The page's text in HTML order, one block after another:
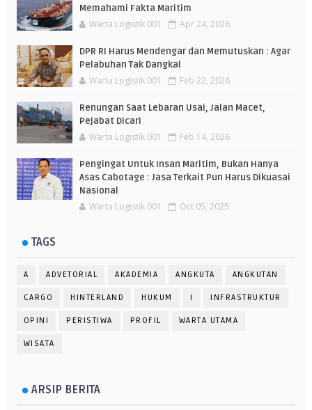
Memahami Fakta Maritim
Warta Logistik 001 Apr 24, 2026
DPR RI Harus Mendengar dan Memutuskan : Agar
Pelabuhan Tak Dangkal
Warta Logistik 001 Feb 22, 2026
Renungan Saat Lebaran Usai, Jalan Macet,
Pejabat Dicari
Warta Logistik 001 Feb 14, 2026
Pengingat Untuk Insan Maritim, Bukan Hanya
Asas Cabotage : Jasa Terkait Pun Harus Dikuasai
Nasional
Warta Logistik 001 Oct 05, 2025
TAGS
A ADVETORIAL AKADEMIA ANGKUTA ANGKUTAN
CARGO HINTERLAND HUKUM I INFRASTRUKTUR
OPINI PERISTIWA PROFIL WARTA UTAMA
WISATA
ARSIP BERITA